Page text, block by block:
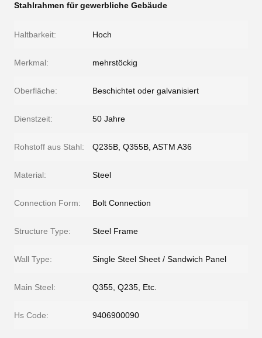
Stahlrahmen für gewerbliche Gebäude
Haltbarkeit: Hoch
Merkmal: mehrstöckig
Oberfläche: Beschichtet oder galvanisiert
Dienstzeit: 50 Jahre
Rohstoff aus Stahl: Q235B, Q355B, ASTM A36
Material: Steel
Connection Form: Bolt Connection
Structure Type: Steel Frame
Wall Type: Single Steel Sheet / Sandwich Panel
Main Steel: Q355, Q235, Etc.
Hs Code: 9406900090